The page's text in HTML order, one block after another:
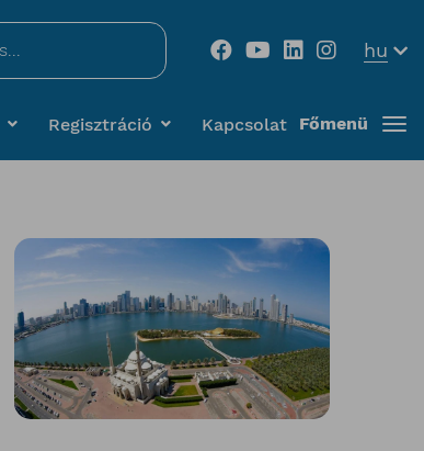
hu
Regisztráció Kapcsolat Főmenü